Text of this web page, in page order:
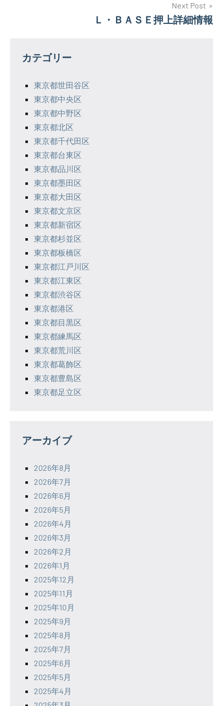
ー
Next Post
Ｌ・ＢＡＳＥ押上詳細情報
カテゴリー
東京都世田谷区
東京都中央区
東京都中野区
東京都北区
東京都千代田区
東京都台東区
東京都品川区
東京都墨田区
東京都大田区
東京都文京区
東京都新宿区
東京都杉並区
東京都板橋区
東京都江戸川区
東京都江東区
東京都渋谷区
東京都港区
東京都目黒区
東京都練馬区
東京都荒川区
東京都葛飾区
東京都豊島区
東京都足立区
アーカイブ
2026年8月
2026年7月
2026年6月
2026年5月
2026年4月
2026年3月
2026年2月
2026年1月
2025年12月
2025年11月
2025年10月
2025年9月
2025年8月
2025年7月
2025年6月
2025年5月
2025年4月